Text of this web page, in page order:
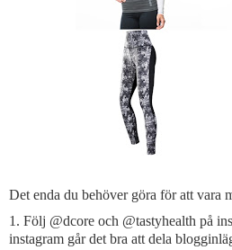
Det enda du behöver göra för att vara
1. Följ @dcore och @tastyhealth på
instagram går det bra att dela